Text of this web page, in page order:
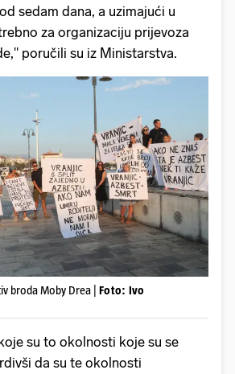
sedam dana, a uzimajući u
za organizaciju prijevoza
poručili su iz Ministarstva.
broda Moby Drea | Foto: Ivo
su to okolnosti koje su se
da su te okolnosti